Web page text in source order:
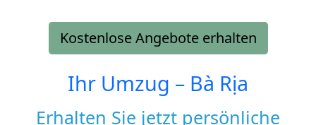
Kostenlose Angebote erhalten
Ihr Umzug – Bà Rịa
Erhalten Sie jetzt persönliche